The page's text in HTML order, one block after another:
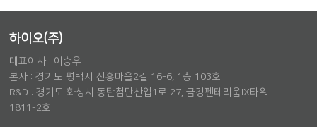
하이오(주)
대표이사 : 이승우
본사 : 경기도 평택시 신흥마을2길 16-6, 1층 103호
R&D : 경기도 화성시 동탄첨단산업1로 27, 금강펜테리움IX타워
1811-2호